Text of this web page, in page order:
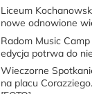
Liceum
nowe odnowione
Radom Music
edycja potrwa do
Wieczorne
na placu